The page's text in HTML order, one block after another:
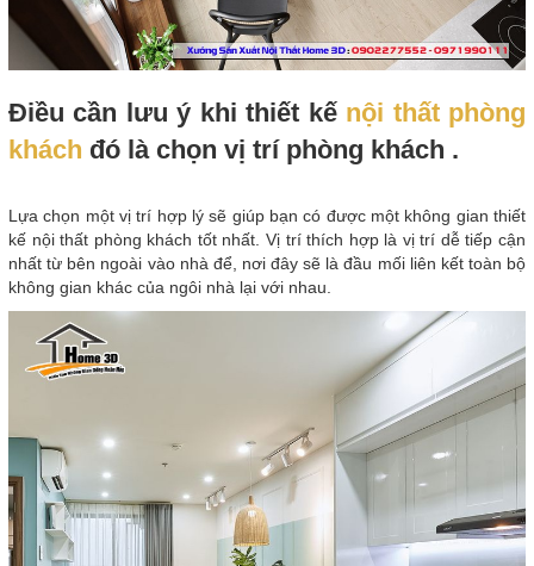
Điều cần lưu ý khi thiết kế nội thất phòng
khách đó là chọn vị trí phòng khách .
Lựa chọn một vị trí hợp lý sẽ giúp bạn có được một không gian thiết
kế nội thất phòng khách tốt nhất. Vị trí thích hợp là vị trí dễ tiếp cận
nhất từ bên ngoài vào nhà để, nơi đây sẽ là đầu mối liên kết toàn bộ
không gian khác của ngôi nhà lại với nhau.